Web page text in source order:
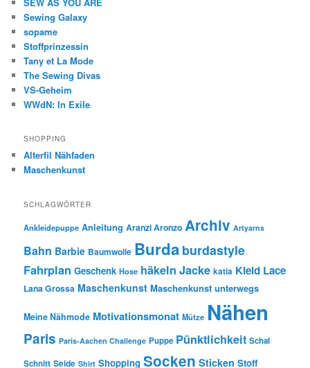
Sewing Galaxy
sopame
Stoffprinzessin
Tany et La Mode
The Sewing Divas
VS-Geheim
WWdN: In Exile
SHOPPING
Alterfil Nähfaden
Maschenkunst
SCHLAGWÖRTER
Ankleidepuppe Anleitung Aranzi Aronzo Archiv Artyarns
Bahn Barbie Baumwolle Burda burdastyle
Fahrplan Geschenk Hose häkeln Jacke katia Kleid Lace
Lana Grossa Maschenkunst Maschenkunst unterwegs
Meine Nähmode Motivationsmonat Mütze Nähen
Paris Paris-Aachen Challenge Puppe Pünktlichkeit Schal
Schnitt Seide Shirt Shopping Socken Sticken Stoff